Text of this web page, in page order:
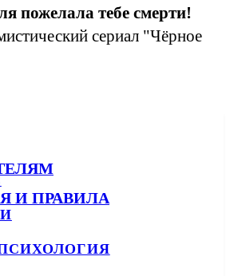
пожелала тебе смерти!
сериал "Чёрное
И ПРАВИЛА